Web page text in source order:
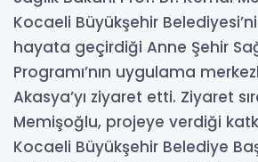
Kocaeli Büyükşehir
hayata geçirdiği Anne Şehir
Programı’nın uygulama
Akasya’yı ziyaret etti. Ziyaret
Memişoğlu, projeye verdiği
Kocaeli Büyükşehir Belediye